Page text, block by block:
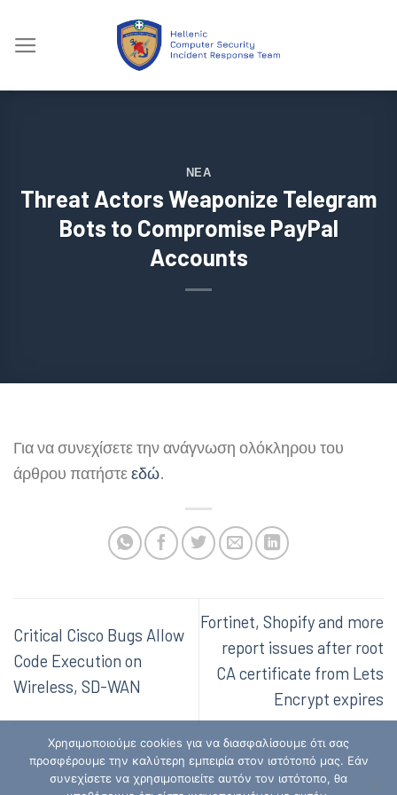
ΝΈΑ
Threat Actors Weaponize Telegram
Bots to Compromise PayPal
Accounts
Για να συνεχίσετε την ανάγνωση ολόκληρου του
άρθρου πατήστεεδώ.
Critical Cisco Bugs Allow
Code Execution on
Wireless, SD-WAN
Fortinet, Shopify and more
report issues after root
CA certificate from Lets
Encrypt expires
Χρησιμοποιούμε cookies για να διασφαλίσουμε ότι σας
προσφέρουμε την καλύτερη εμπειρία στον ιστότοπό μας. Εάν
συνεχίσετε να χρησιμοποιείτε αυτόν τον ιστότοπο, θα